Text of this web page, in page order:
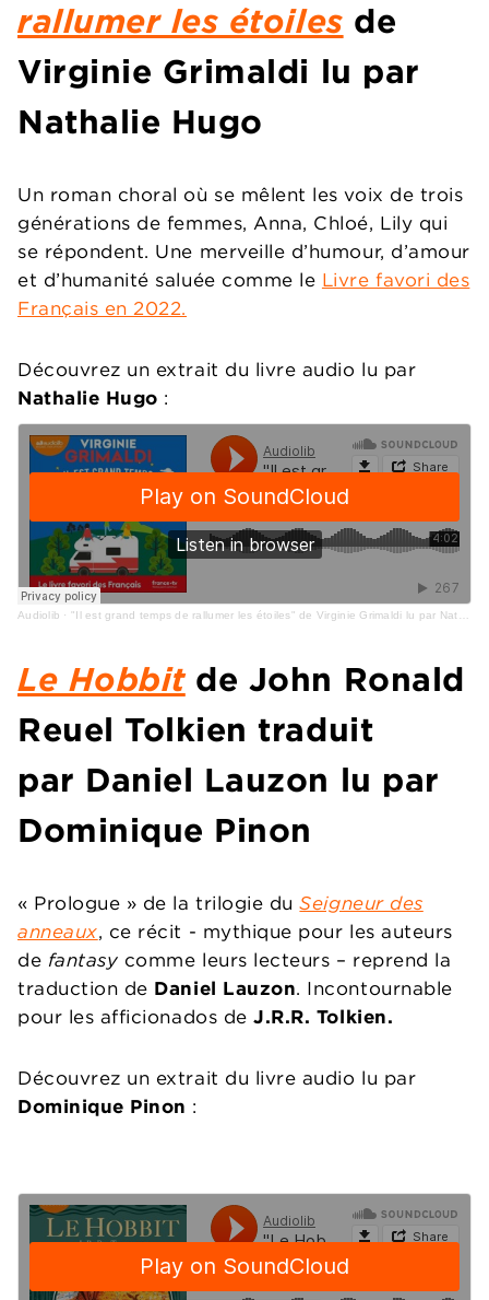
rallumer les étoiles de
Virginie Grimaldi lu par
Nathalie Hugo
Un roman choral où se mêlent les voix de trois
générations de femmes, Anna, Chloé, Lily qui
se répondent. Une merveille d’humour, d’amour
et d’humanité saluée comme le Livre favori des
Français en 2022.
Découvrez un extrait du livre audio lu par
Nathalie Hugo :
Audiolib · "Il est grand temps de rallumer les étoiles" de Virginie Grimaldi lu par Nathalie Hugo
Le Hobbit de John Ronald
Reuel Tolkien traduit
par Daniel Lauzon lu par
Dominique Pinon
« Prologue » de la trilogie duSeigneur des
anneaux, ce récit - mythique pour les auteurs
de fantasy comme leurs lecteurs – reprend la
traduction de Daniel Lauzon. Incontournable
pour les afficionados deJ.R.R. Tolkien.
Découvrez un extrait du livre audio lu par
Dominique Pinon :